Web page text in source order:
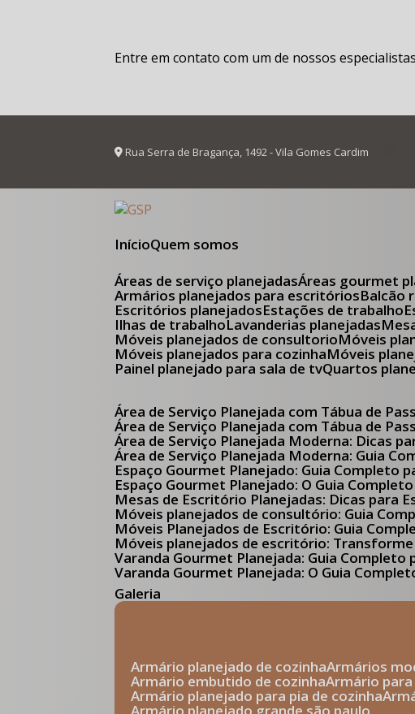
Entre em contato com um de nossos
Rua Serra de Bragança, 1492 - Vila Gomes Cardim
Início Quem somos
Áreas de serviço planejadas Áreas gourmet
Armários planejados para escritórios Balcão
Escritórios planejados Estações de trabalho
Ilhas de trabalho Lavanderias planejadas
Móveis planejados de consultorio Móveis
Móveis planejados para cozinha Móveis
Painel planejado para sala de tv Quartos
Área de Serviço Planejada com Tábua de
Área de Serviço Planejada com Tábua de
Área de Serviço Planejada Moderna: Dicas
Área de Serviço Planejada Moderna: Guia
Espaço Gourmet Planejado: Guia Completo
Espaço Gourmet Planejado: O Guia
Mesas de Escritório Planejadas: Dicas para
Móveis planejados de consultório: Guia
Móveis Planejados de Escritório: Guia
Móveis planejados de escritório:
Varanda Gourmet Planejada: Guia
Varanda Gourmet Planejada: O Guia
Galeria
armário planejado de cozinha armários
armário embutido de cozinha armário
armário planejado para pia de cozinha